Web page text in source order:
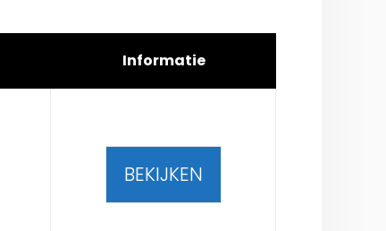
Informatie
BEKIJKEN